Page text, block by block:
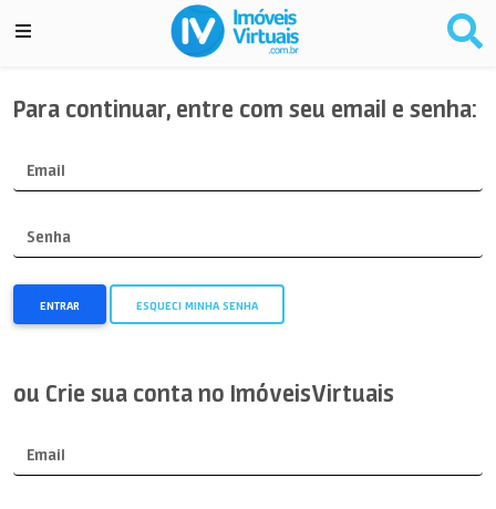
Para continuar, entre com seu email e senha:
Email
Senha
ENTRAR ESQUECI MINHA SENHA
ou Crie sua conta no ImóveisVirtuais
Email